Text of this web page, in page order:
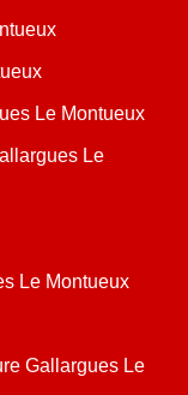
Le Montueux
Le
Le Montueux
Gallargues Le